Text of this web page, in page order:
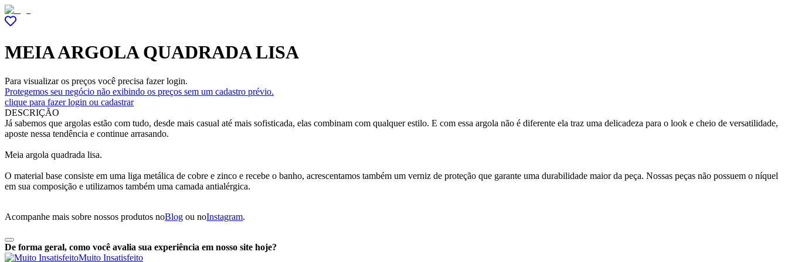
MEIA ARGOLA QUADRADA LISA
Para visualizar os preços você precisa fazer login.
Protegemos seu negócio não exibindo os preços sem um cadastro prévio.
clique para fazer login ou cadastrar
DESCRIÇÃO
Já sabemos que argolas estão com tudo, desde mais casual até mais sofisticada, elas combinam com qualquer estilo. E com essa argola não é diferente ela traz uma delicadeza para o look e cheio de versatilidade,
aposte nessa tendência e continue arrasando.
Meia argola quadrada lisa.
O material base consiste em uma liga metálica de cobre e zinco e recebe o banho, acrescentamos também um verniz de proteção que garante uma durabilidade maior da peça. Nossas peças não possuem o níquel
em sua composição e utilizamos também uma camada antialérgica.
Acompanhe mais sobre nossos produtos noBlog ou noInstagram.
De forma geral, como você avalia sua experiência em nosso site hoje?
Muito Insatisfeito